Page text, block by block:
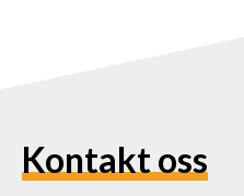
Kontakt oss